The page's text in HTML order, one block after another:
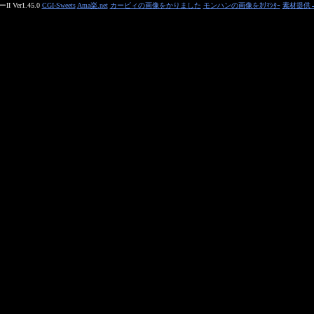
II Ver1.45.0 CGI-Sweets Ama楽.net カービィの画像をかりました モンハンの画像をｶﾘﾏｼﾀｰ 素材提供